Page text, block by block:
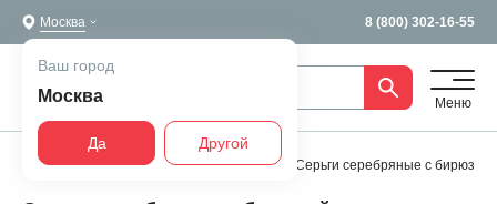
Москва 8 (800) 302-16-55
Ваш город
Москва
Да Другой
Меню
Главная Все украшения Серьги Серьги серебряные с бирюзой